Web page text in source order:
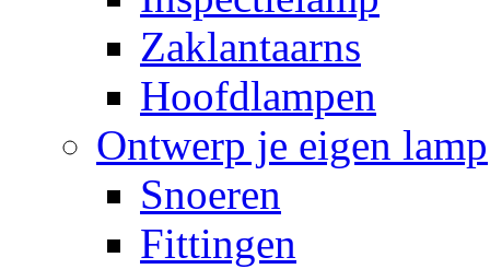
Zaklantaarns
Hoofdlampen
Ontwerp je eigen lamp
Snoeren
Fittingen